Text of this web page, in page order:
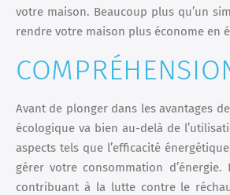
votre maison. Beaucoup plus qu’un
rendre votre maison plus économe en
Avant de plonger dans les avantages
écologique va bien au-delà de
aspects tels que l’efficacité
gérer votre consommation
contribuant à la lutte contre le